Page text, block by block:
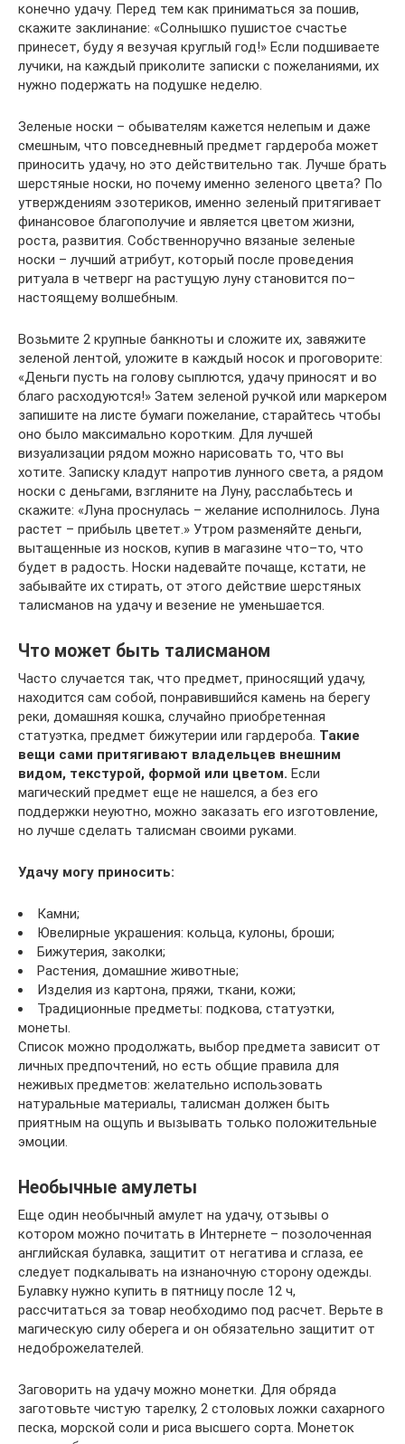
конечно удачу. Перед тем как приниматься за пошив,
скажите заклинание: «Солнышко пушистое счастье
принесет, буду я везучая круглый год!» Если подшиваете
лучики, на каждый приколите записки с пожеланиями, их
нужно подержать на подушке неделю.
Зеленые носки – обывателям кажется нелепым и даже
смешным, что повседневный предмет гардероба может
приносить удачу, но это действительно так. Лучше брать
шерстяные носки, но почему именно зеленого цвета? По
утверждениям эзотериков, именно зеленый притягивает
финансовое благополучие и является цветом жизни,
роста, развития. Собственноручно вязаные зеленые
носки – лучший атрибут, который после проведения
ритуала в четверг на растущую луну становится по–
настоящему волшебным.
Возьмите 2 крупные банкноты и сложите их, завяжите
зеленой лентой, уложите в каждый носок и проговорите:
«Деньги пусть на голову сыплются, удачу приносят и во
благо расходуются!» Затем зеленой ручкой или маркером
запишите на листе бумаги пожелание, старайтесь чтобы
оно было максимально коротким. Для лучшей
визуализации рядом можно нарисовать то, что вы
хотите. Записку кладут напротив лунного света, а рядом
носки с деньгами, взгляните на Луну, расслабьтесь и
скажите: «Луна проснулась – желание исполнилось. Луна
растет – прибыль цветет.» Утром разменяйте деньги,
вытащенные из носков, купив в магазине что–то, что
будет в радость. Носки надевайте почаще, кстати, не
забывайте их стирать, от этого действие шерстяных
талисманов на удачу и везение не уменьшается.
Что может быть талисманом
Часто случается так, что предмет, приносящий удачу,
находится сам собой, понравившийся камень на берегу
реки, домашняя кошка, случайно приобретенная
статуэтка, предмет бижутерии или гардероба. Такие
вещи сами притягивают владельцев внешним
видом, текстурой, формой или цветом. Если
магический предмет еще не нашелся, а без его
поддержки неуютно, можно заказать его изготовление,
но лучше сделать талисман своими руками.
Удачу могу приносить:
Камни;
Ювелирные украшения: кольца, кулоны, броши;
Бижутерия, заколки;
Растения, домашние животные;
Изделия из картона, пряжи, ткани, кожи;
Традиционные предметы: подкова, статуэтки,
монеты.
Список можно продолжать, выбор предмета зависит от
личных предпочтений, но есть общие правила для
неживых предметов: желательно использовать
натуральные материалы, талисман должен быть
приятным на ощупь и вызывать только положительные
эмоции.
Необычные амулеты
Еще один необычный амулет на удачу, отзывы о
котором можно почитать в Интернете – позолоченная
английская булавка, защитит от негатива и сглаза, ее
следует подкалывать на изнаночную сторону одежды.
Булавку нужно купить в пятницу после 12 ч,
рассчитаться за товар необходимо под расчет. Верьте в
магическую силу оберега и он обязательно защитит от
недоброжелателей.
Заговорить на удачу можно монетки. Для обряда
заготовьте чистую тарелку, 2 столовых ложки сахарного
песка, морской соли и риса высшего сорта. Монеток